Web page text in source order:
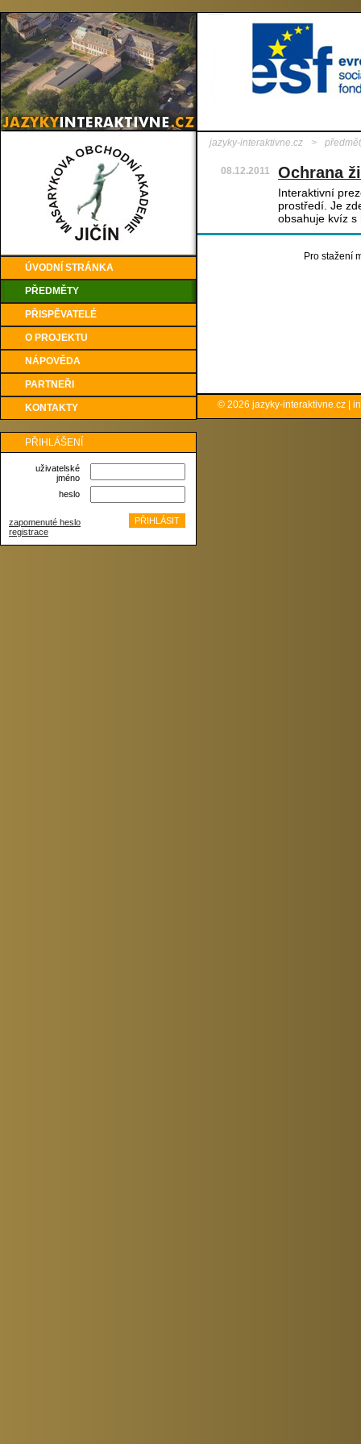
ÚVODNÍ STRÁNKA
PŘEDMĚTY
PŘISPĚVATELÉ
O PROJEKTU
NÁPOVĚDA
PARTNEŘI
KONTAKTY
PŘIHLÁŠENÍ
uživatelské
jméno
heslo
zapomenuté heslo
registrace
jazyky-interaktivne.cz >
08.12.2011 Ochrana
Interaktivní
prostředí. Je
obsahuje kvíz
Pro stažení
© 2026 jazyky-interaktivne.cz